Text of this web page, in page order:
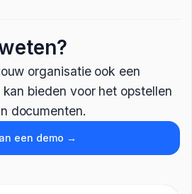
organisatie ook een
bieden voor het opstellen
documenten.
een demo →